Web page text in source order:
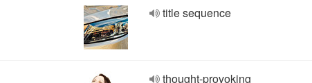
title sequence
thought-provoking